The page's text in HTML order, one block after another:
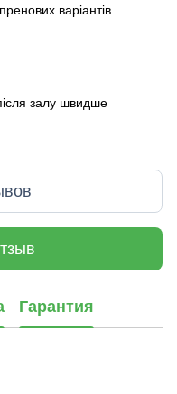
варіантів.
залу швидше
Гарантия